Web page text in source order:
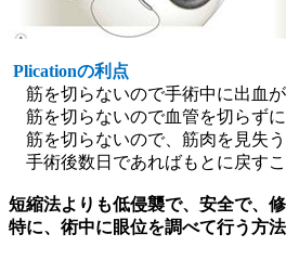
Plicationの利点
筋を切らないので手術中に出血が
筋を切らないので血管を切らず
筋を切らないので、筋肉を見失う
手術後数日であればもとに戻すこ
短縮法よりも低侵襲で、安全で、
特に、術中に眼位を調べて行う方法